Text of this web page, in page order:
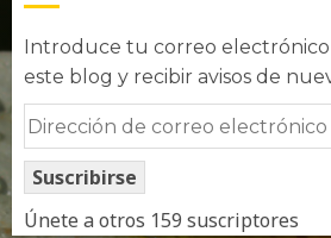
Introduce tu correo electrónico
este blog y recibir avisos de
Dirección
de
correo
electrónico
Suscribirse
Únete a otros 159 suscriptores